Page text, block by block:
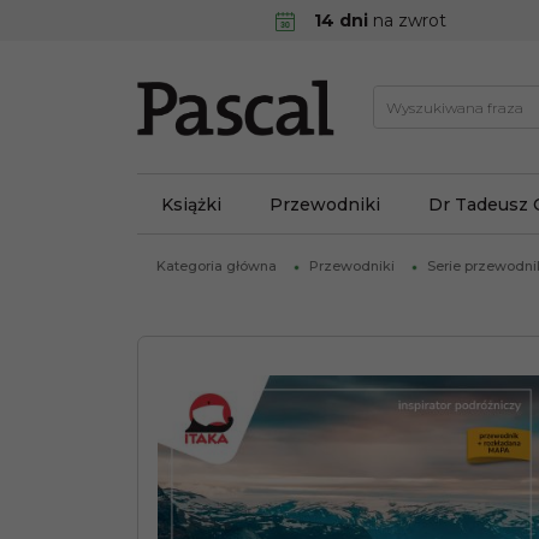
14 dni na zwrot
Książki Przewodniki Dr Tadeusz
Kategoria główna Przewodniki Serie